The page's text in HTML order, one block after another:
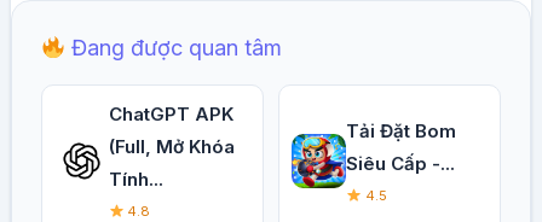
Đang được quan tâm
ChatGPT APK
(Full, Mở Khóa
Tính...
4.8
Tải Đặt Bom
Siêu Cấp -...
4.5